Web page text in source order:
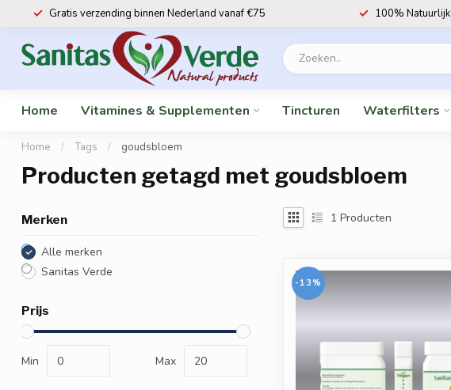
Gratis verzending binnen Nederland vanaf €75 100% Natuurlijk
Home Vitamines & Supplementen Tincturen Waterfilters
Home / Tags / goudsbloem
Producten getagd met goudsbloem
Merken
Alle merken
Sanitas Verde
Prijs
Min Max
1 Producten
-13%